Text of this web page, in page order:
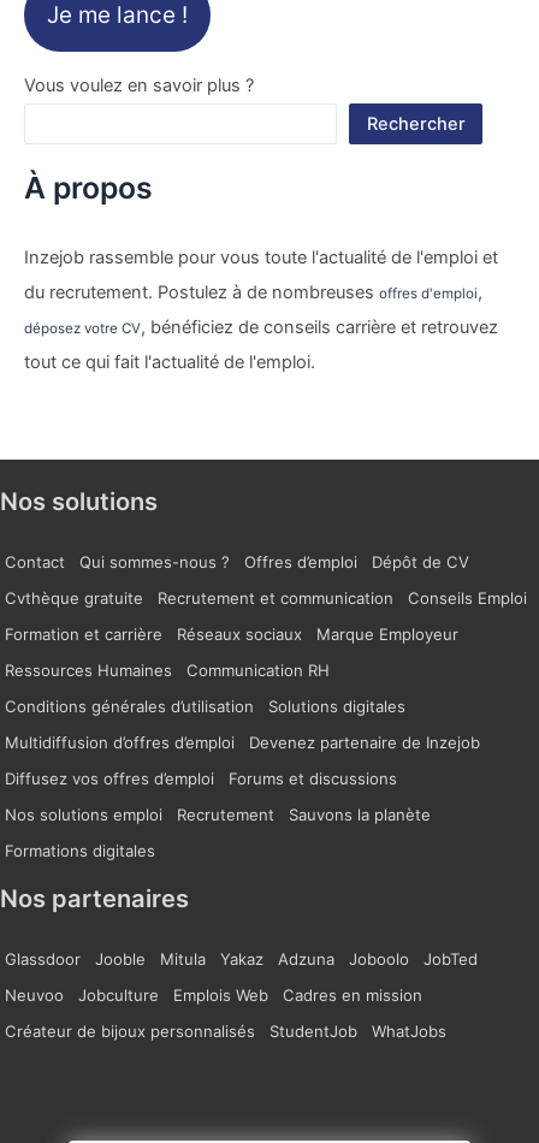
Je me lance !
Vous voulez en savoir plus ?
Rechercher
À propos
Inzejob rassemble pour vous toute l'actualité de l'emploi et
du recrutement. Postulez à de nombreuses offres d'emploi,
déposez votre CV, bénéficiez de conseils carrière et retrouvez
tout ce qui fait l'actualité de l'emploi.
Nos solutions
Contact Qui sommes-nous ? Offres d’emploi
Dépôt de CV
Cvthèque gratuite
Recrutement et communication
Conseils Emploi
Formation et carrière
Réseaux sociaux
Marque Employeur
Ressources Humaines
Communication RH
Conditions générales d’utilisation
Solutions digitales
Multidiffusion d’offres d’emploi
Devenez partenaire de Inzejob
Diffusez vos offres d’emploi
Forums et discussions
Nos solutions emploi
Recrutement
Sauvons la planète
Formations digitales
Nos partenaires
Glassdoor Jooble Mitula Yakaz Adzuna Joboolo
JobTed
Neuvoo
Jobculture Emplois Web
Cadres en mission
Créateur de bijoux personnalisés
StudentJob WhatJobs